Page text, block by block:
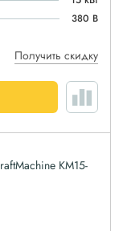
380 В
Получить скидку
KM15-